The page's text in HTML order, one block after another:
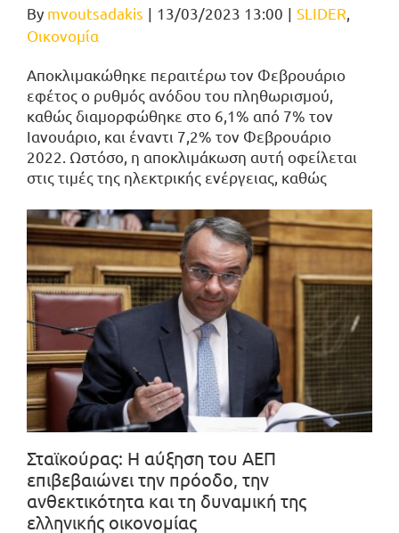
By mvoutsadakis | 13/03/2023 13:00 | SLIDER,
Οικονομία
Αποκλιμακώθηκε περαιτέρω τον Φεβρουάριο
εφέτος ο ρυθμός ανόδου του πληθωρισμού,
καθώς διαμορφώθηκε στο 6,1% από 7% τον
Ιανουάριο, και έναντι 7,2% τον Φεβρουάριο
2022. Ωστόσο, η αποκλιμάκωση αυτή οφείλεται
στις τιμές της ηλεκτρικής ενέργειας, καθώς
Σταϊκούρας: Η αύξηση του ΑΕΠ
επιβεβαιώνει την πρόοδο, την
ανθεκτικότητα και τη δυναμική της
ελληνικής οικονομίας